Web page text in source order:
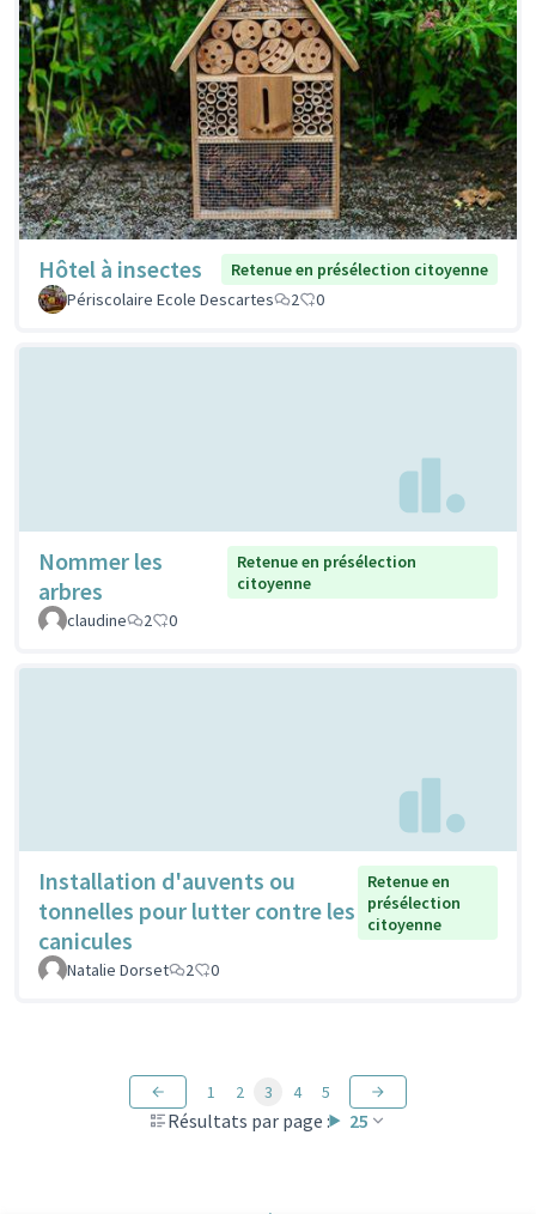
Hôtel à insectes
Retenue en présélection citoyenne
Périscolaire Ecole Descartes
2 0
Nommer les
arbres
Retenue en présélection
citoyenne
claudine
2 0
Installation d'auvents ou
tonnelles pour lutter contre les
canicules
Retenue en
présélection
citoyenne
Natalie Dorset 2 0
Résultats par page : 25
1 2 3 4 5